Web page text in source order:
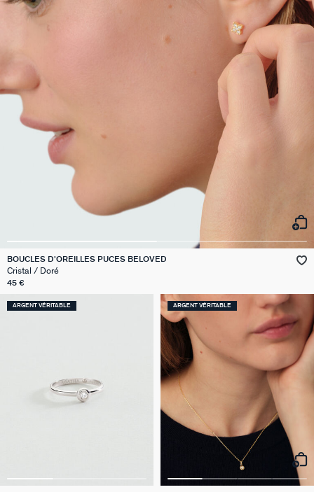
BOUCLES D'OREILLES PUCES BELOVED
Cristal / Doré
45 €
ARGENT VÉRITABLE ARGENT VÉRITABLE